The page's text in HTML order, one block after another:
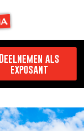
Deelnemen als
exposant